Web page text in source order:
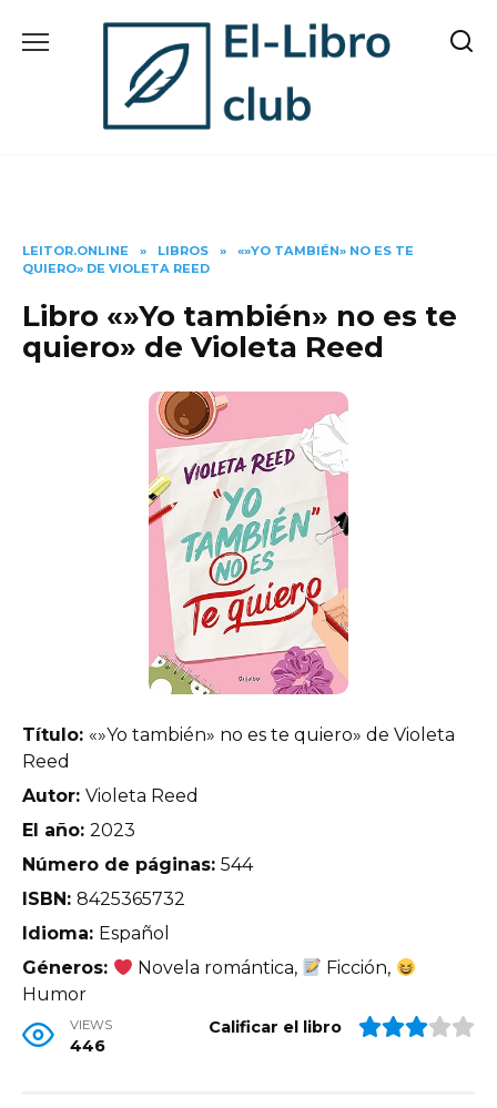
LEITOR.ONLINE » LIBROS »
«»YO TAMBIÉN» NO ES TE
QUIERO» DE VIOLETA REED
Libro «»Yo también» no es te
quiero» de Violeta Reed
Título: «»Yo también» no es te quiero» de Violeta
Reed
Autor: Violeta Reed
El año: 2023
Número de páginas: 544
ISBN: 8425365732
Idioma: Español
Géneros:
Novela romántica,
Ficción,
Humor
VIEWS
446
Calificar el libro